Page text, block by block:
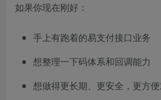
如果你现在刚好：
手上有跑着的易支付接口业务
想整理一下码体系和回调能力
想做得更长期、更安全，更方